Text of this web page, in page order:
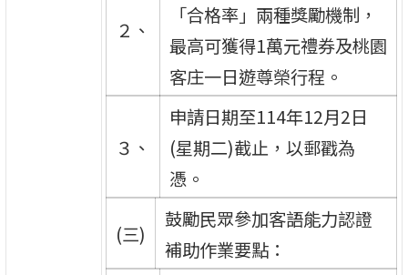
２、
「合格率」兩種獎勵機制，
最高可獲得1萬元禮券及桃園
客庄一日遊尊榮行程。
３、
申請日期至114年12月2日
(星期二)截止，以郵戳為
憑。
(三)
鼓勵民眾參加客語能力認證
補助作業要點：